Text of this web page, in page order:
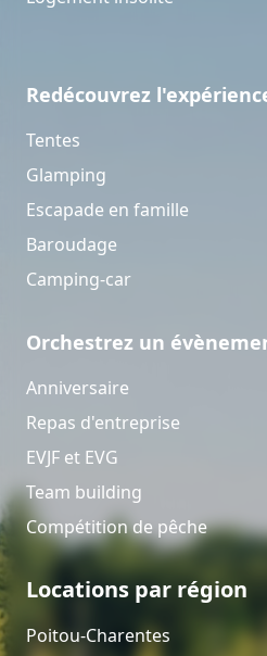
Redécouvrez
Tentes
Glamping
Escapade en famille
Baroudage
Camping-car
Orchestrez un
Anniversaire
Repas d'entreprise
EVJF et EVG
Team building
Compétition de pêche
Locations par région
Poitou-Charentes